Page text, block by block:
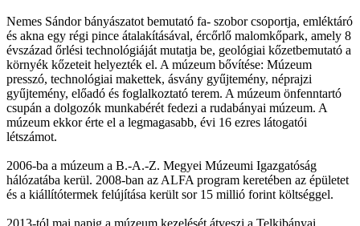
Nemes Sándor bányászatot bemutató fa- szobor csoportja, emléktáró
és akna egy régi pince átalakításával, ércőrlő malomkőpark, amely 8
évszázad őrlési technológiáját mutatja be, geológiai kőzetbemutató a
környék kőzeteit helyezték el. A múzeum bővítése: Múzeum
presszó, technológiai makettek, ásvány gyűjtemény, néprajzi
gyűjtemény, előadó és foglalkoztató terem. A múzeum önfenntartó
csupán a dolgozók munkabérét fedezi a rudabányai múzeum. A
múzeum ekkor érte el a legmagasabb, évi 16 ezres látogatói
létszámot.
2006-ba a múzeum a B.-A.-Z. Megyei Múzeumi Igazgatóság
hálózatába kerül. 2008-ban az ALFA program keretében az épületet
és a kiállítótermek felújítása került sor 15 millió forint költséggel.
2013-tól mai napig a múzeum kezelését átveszi a Telkibányai